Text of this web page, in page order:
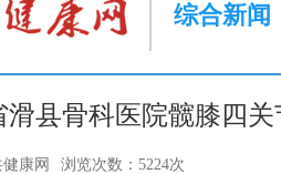
综合新闻
滑县骨科医院髋膝四
康网 浏览次数：5224次